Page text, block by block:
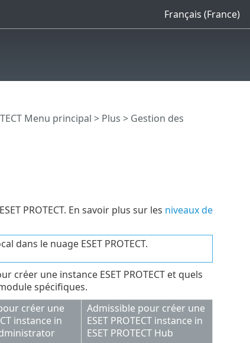
Français (France)
Menu principal > Plus > Gestion des
PROTECT. En savoir plus sur les niveaux de
dans le nuage ESET PROTECT.
une instance ESET PROTECT et quels
spécifiques.
créer une
instance in
Admissible pour créer une
ESET PROTECT instance in
ESET PROTECT Hub